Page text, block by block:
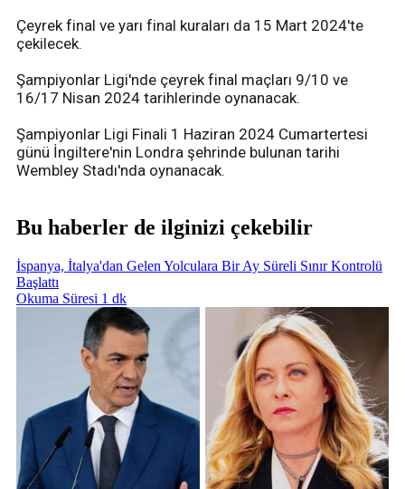
Çeyrek final ve yarı final kuraları da 15 Mart 2024'te
çekilecek.
Şampiyonlar Ligi'nde çeyrek final maçları 9/10 ve
16/17 Nisan 2024 tarihlerinde oynanacak.
Şampiyonlar Ligi Finali 1 Haziran 2024 Cumartertesi
günü İngiltere'nin Londra şehrinde bulunan tarihi
Wembley Stadı'nda oynanacak.
Bu haberler de ilginizi çekebilir
İspanya, İtalya'dan Gelen Yolculara Bir Ay Süreli Sınır Kontrolü
Başlattı
Okuma Süresi 1 dk